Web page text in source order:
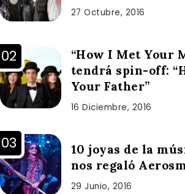
27 Octubre, 2016
“How I Met Your
tendrá spin-off:
Your Father”
16 Diciembre, 2016
10 joyas de la
nos regaló
29 Junio, 2016